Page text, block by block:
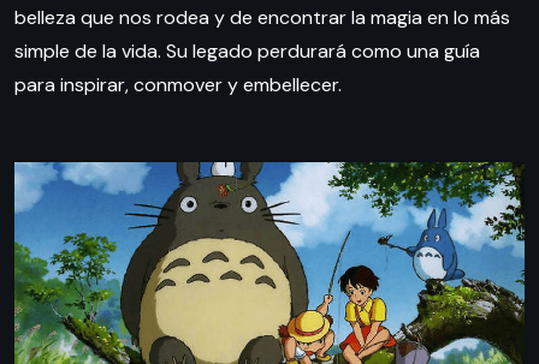
belleza que nos rodea y de encontrar la magia en lo más
simple de la vida. Su legado perdurará como una guía
para inspirar, conmover y embellecer.